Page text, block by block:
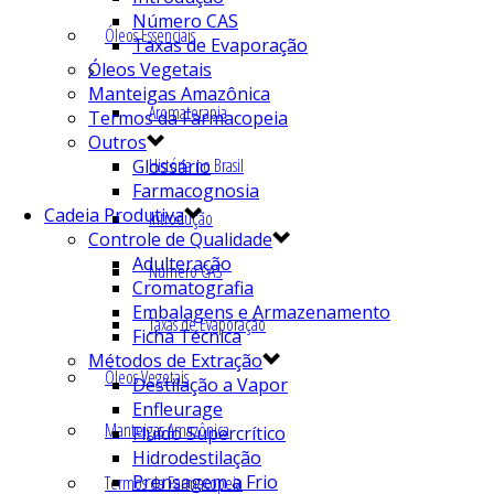
Óleos Essenciais
Aromaterapia
História no Brasil
Introdução
Número CAS
Taxas de Evaporação
Óleos Vegetais
Manteigas Amazônica
Termos da Farmacopeia
Número CAS
Taxas de Evaporação
Óleos Vegetais
Manteigas Amazônica
Termos da Farmacopeia
Outros
Glossário
Farmacognosia
Cadeia Produtiva
Controle de Qualidade
Adulteração
Cromatografia
Embalagens e Armazenamento
Ficha Técnica
Métodos de Extração
Destilação a Vapor
Enfleurage
Fluído Supercrítico
Hidrodestilação
Prensagem a Frio